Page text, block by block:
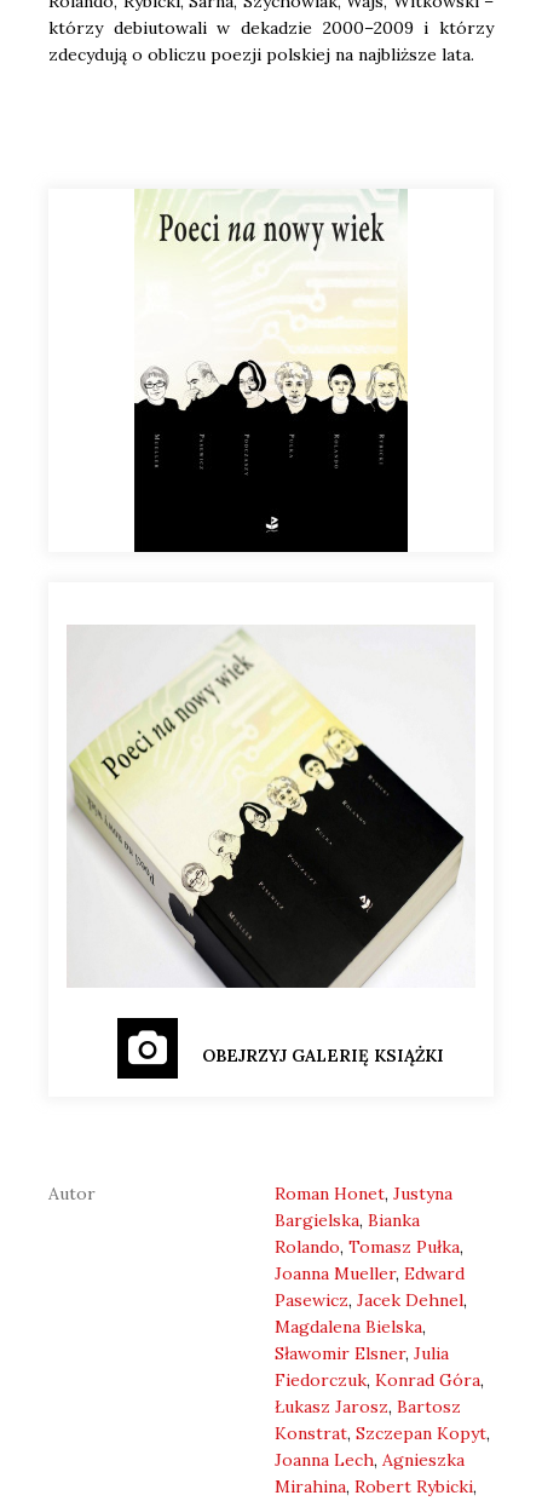
któ­rzy debiu­to­wa­li w deka­dzie 2000–2009 i któ­rzy
zde­cy­du­ją o obli­czu poezji pol­skiej na naj­bliż­sze lata.
OBEJRZYJ GALERIĘ KSIĄŻKI
Autor Roman Honet,Justyna
Bargielska,Bianka
Rolando,Tomasz Pułka,
Joanna Mueller,Edward
Pasewicz,Jacek Dehnel,
Magdalena Bielska,
Sławomir Elsner,Julia
Fiedorczuk,Konrad Góra,
Łukasz Jarosz,Bartosz
Konstrat,Szczepan Kopyt,
Joanna Lech,Agnieszka
Mirahina,Robert Rybicki,